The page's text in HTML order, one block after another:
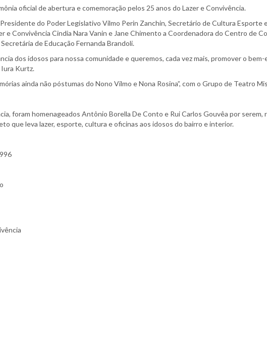
oficial de abertura e comemoração pelos 25 anos do Lazer e Convivência.
do Poder Legislativo Vilmo Perin Zanchin, Secretário de Cultura Esporte
Convivência Cindia Nara Vanin e Jane Chimento a Coordenadora do Centro de
de Educação Fernanda Brandoli.
dos idosos para nossa comunidade e queremos, cada vez mais, promover o
Kurtz.
ainda não póstumas do Nono Vilmo e Nona Rosina”, com o Grupo de Teatro
foram homenageados Antônio Borella De Conto e Rui Carlos Gouvêa por
que leva lazer, esporte, cultura e oficinas aos idosos do bairro e interior.